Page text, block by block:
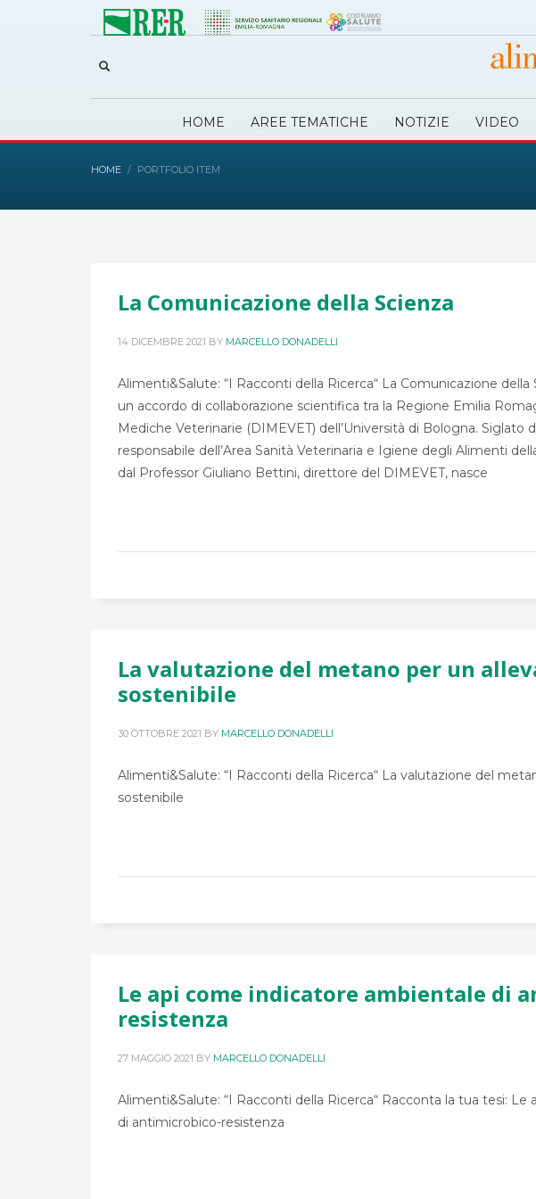
HOME AREE TEMATICHE NOTIZIE VIDEO
HOME PORTFOLIO ITEM
La Comunicazione della Scienza
14 DICEMBRE 2021 BY MARCELLO DONADELLI
Alimenti&Salute: “I Racconti della Ricerca“ La Comunicazione
un accordo di collaborazione scientifica tra la Regione Emilia
Mediche Veterinarie (DIMEVET) dell’Università di Bologna. Siglato
responsabile dell’Area Sanità Veterinaria e Igiene degli Alimenti
dal Professor Giuliano Bettini, direttore del DIMEVET, nasce
La valutazione del metano per un
sostenibile
30 OTTOBRE 2021 BY MARCELLO DONADELLI
Alimenti&Salute: “I Racconti della Ricerca“ La valutazione del
sostenibile
Le api come indicatore ambientale di
resistenza
27 MAGGIO 2021 BY MARCELLO DONADELLI
Alimenti&Salute: “I Racconti della Ricerca“ Racconta la tua tesi:
di antimicrobico-resistenza